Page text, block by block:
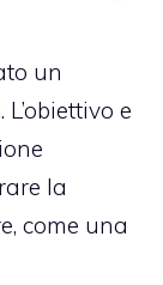
un
e
la
come una